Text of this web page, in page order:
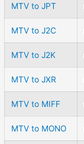
MTV to JPT
MTV to J2C
MTV to J2K
MTV to JXR
MTV to MIFF
MTV to MONO